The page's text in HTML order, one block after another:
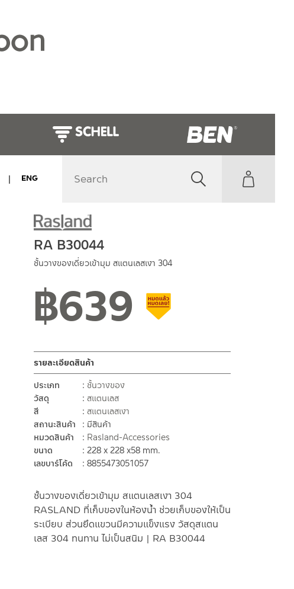
ENG
RA B30044
ชั้นวางของเดี่ยวเข้ามุม สแตนเลสเงา 304
฿639
ชั้นวางของเดี่ยวเข้ามุม สแตนเลสเงา 304
RASLAND ที่เก็บของในห้องน้ำ ช่วยเก็บของให้เป็น
ระเบียบ ส่วนยึดแขวนมีความแข็งแรง วัสดุสแตน
เลส 304 ทนทาน ไม่เป็นสนิม | RA B30044
รายละเอียดสินค้า
ประเภท
ชั้นวางของ
วัสดุ
สแตนเลส
สี
สแตนเลสเงา
สถานะสินค้า
มีสินค้า
หมวดสินค้า
Rasland-Accessories
ขนาด
228 x 228 x58 mm.
เลขบาร์โค้ด
8855473051057